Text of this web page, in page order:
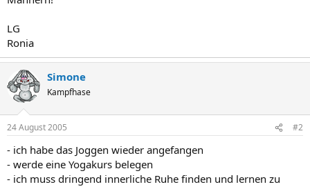
LG
Ronia
Simone
Kampfhase
24 August 2005 #2
- ich habe das Joggen wieder angefangen
- werde eine Yogakurs belegen
- ich muss dringend innerliche Ruhe finden und lernen zu